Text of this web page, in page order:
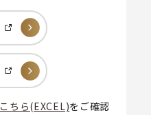
こちら(EXCEL)をご確認